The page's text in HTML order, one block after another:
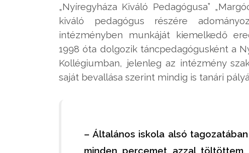
„Nyíregyháza Kiváló Pedagógusa”
kiváló pedagógus részére
intézményben munkáját kiemelkedő
1998 óta dolgozik táncpedagógusként a
Kollégiumban, jelenleg az intézmény
saját bevallása szerint mindig is tanári
– Általános iskola alsó
minden percemet azzal